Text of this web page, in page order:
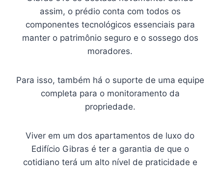
assim, o prédio conta com todos os
componentes tecnológicos essenciais para
manter o patrimônio seguro e o sossego dos
moradores.
Para isso, também há o suporte de uma equipe
completa para o monitoramento da
propriedade.
Viver em um dos apartamentos de luxo do
Edifício Gibras é ter a garantia de que o
cotidiano terá um alto nível de praticidade e